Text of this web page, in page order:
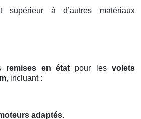
supérieur à d’autres matériaux
remises en état pour les volets
, incluant :
adaptés.